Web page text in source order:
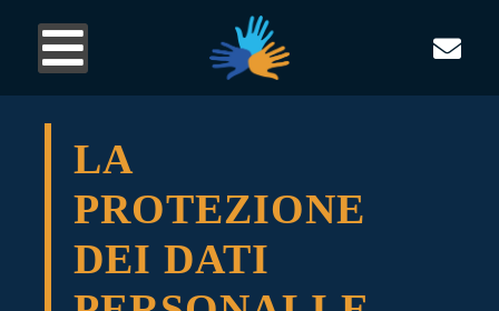
LA
PROTEZIONE
DEI DATI